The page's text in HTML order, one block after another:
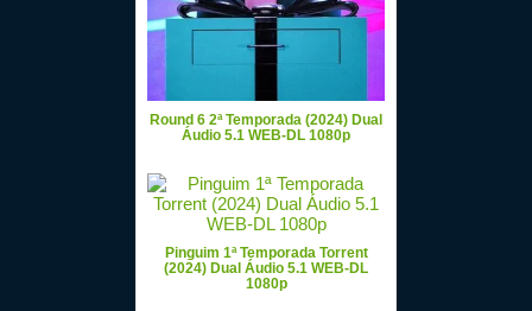
Round 6 2ª Temporada (2024) Dual
Áudio 5.1 WEB-DL 1080p
Pinguim 1ª Temporada Torrent
(2024) Dual Áudio 5.1 WEB-DL
1080p